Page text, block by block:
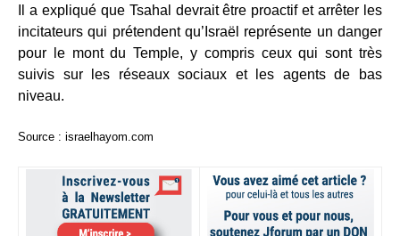
Il a expliqué que Tsahal devrait être proactif et arrêter les
incitateurs qui prétendent qu’Israël représente un danger
pour le mont du Temple, y compris ceux qui sont très
suivis sur les réseaux sociaux et les agents de bas
niveau.
Source : israelhayom.com